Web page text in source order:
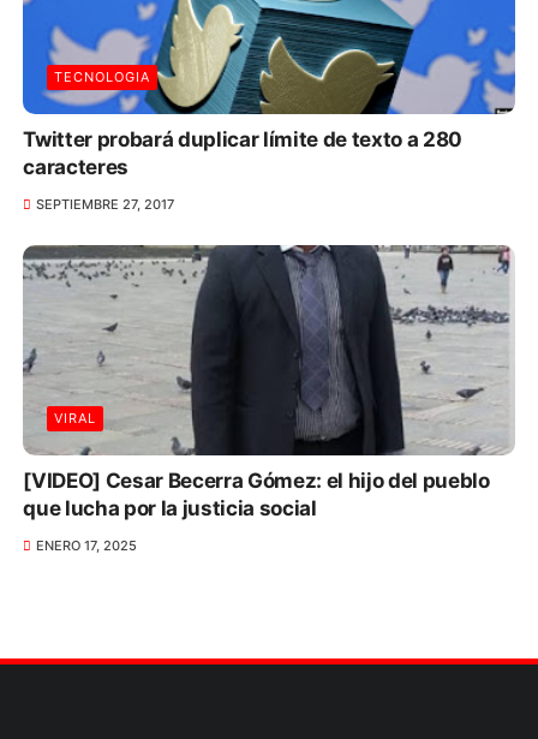
TECNOLOGIA
Twitter probará duplicar límite de texto a 280
caracteres
SEPTIEMBRE 27, 2017
VIRAL
[VIDEO] Cesar Becerra Gómez: el hijo del pueblo
que lucha por la justicia social
ENERO 17, 2025